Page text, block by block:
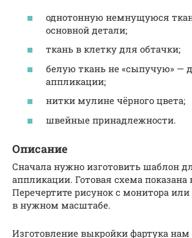
однотонную немнущуюся
основной детали;
ткань в клетку для обтачки;
белую ткань не «сыпучую» —
аппликации;
нитки мулине чёрного цвета;
швейные принадлежности.
Описание
Сначала нужно изготовить шаблон
аппликации. Готовая схема показана
Перечертите рисунок с монитора или
в нужном масштабе.
Изготовление выкройки фартука нам